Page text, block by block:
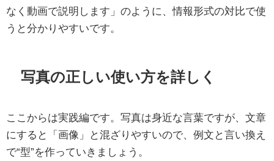
なく動画で説明します」のように、情報形式の対比で使
うと分かりやすいです。
写真の正しい使い方を詳しく
ここからは実践編です。写真は身近な言葉ですが、文章
にすると「画像」と混ざりやすいので、例文と言い換え
で“型”を作っていきましょう。